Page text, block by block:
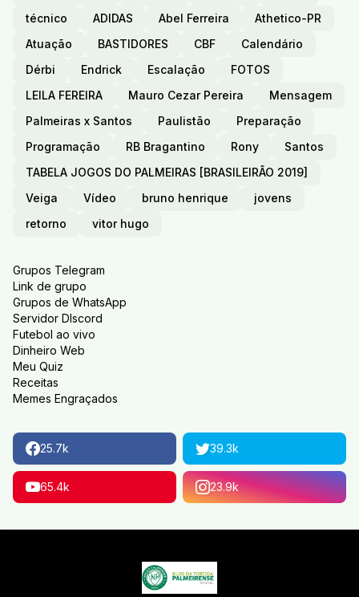
técnico
ADIDAS Abel Ferreira
Athetico-PR
Atuação
BASTIDORES CBF
Calendário
Dérbi
Endrick Escalação
FOTOS
LEILA FEREIRA
Mauro Cezar Pereira
Mensagem
Palmeiras x Santos
Paulistão
Preparação
Programação
RB Bragantino Rony
Santos
TABELA JOGOS DO PALMEIRAS [BRASILEIRÃO 2019]
Veiga
Vídeo bruno henrique
jovens
retorno
vitor hugo
Grupos Telegram
Link de grupo
Grupos de WhatsApp
Servidor DIscord
Futebol ao vivo
Dinheiro Web
Meu Quiz
Receitas
Memes Engraçados
25.7k 39.3k
65.4k 23.9k